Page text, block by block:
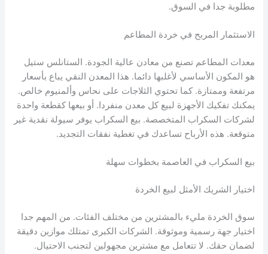
مطلوبة جدا في السوق.
الاستثمار المربح في خردة المطاعم
معدات المطاعم تصنع من معادن عالية الجودة. الستانلس ستيل
هو المكون الأساسي لأغلبها دائما. هذا المعدن النقي يباع بأسعار
مرتفعة وممتازة. كما تحتوي الثلاجات على نحاس وألمنيوم خالص.
يمكنك تفكيك الأجهزة لبيع كل معدن منفردا. أو بيعها كقطعة واحدة
لشركات السكراب المتخصصة. بيع السكراب يوفر سيولة نقدية غير
متوقعة. هذه الأرباح تساعدك في تغطية نفقات التجديد.
بيع السكراب في العاصمة بخطوات سهلة
اختيار الشريك الأمثل لبيع الخردة
سوق الخردة مليء بالمشترين من مختلف الفئات. من المهم جدا
اختيار جهة رسمية وموثوقة. الشركات الكبرى تمتلك موازين دقيقة
لضمان حقك. لا تتعامل مع مشترين مجهولين لتجنب الاحتيال.